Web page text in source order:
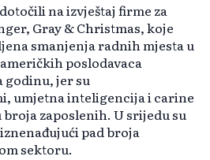
na izvještaj firme za
Gray & Christmas, koje
smanjenja radnih mjesta u
poslodavaca
godinu, jer su
umjetna inteligencija i carine
zaposlenih. U srijedu su
pad broja
sektoru.